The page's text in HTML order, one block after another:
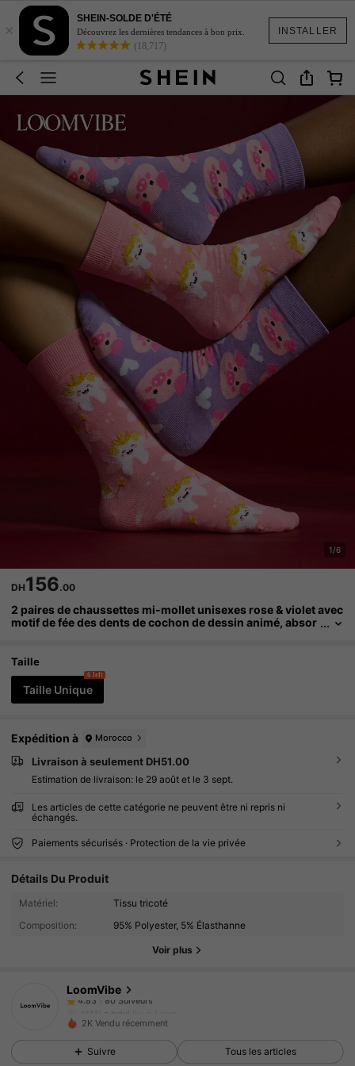
INSTALLER
×
SHEIN-SOLDE D'ÉTÉ
Découvrez les dernières tendances à bon prix.
(18,717)
1/6
DH156.00
2 paires de chaussettes mi-mollet unisexes rose & violet avec
motif de fée des dents de cochon de dessin animé, absor
e couleurs macaron, convenant pour les trajets quotidiens, le
s tenues de campus, cadeau de style doux & mignon
Taille
Taille Unique
6 left
Expédition à Morocco
Livraison à seulement DH51.00
Estimation de livraison: le 29 août et le 3 sept.
Les articles de cette catégorie ne peuvent être ni repris ni
échangés.
Paiements sécurisés · Protection de la vie privée
Détails Du Produit
Matériel:
Tissu tricoté
Composition:
95% Polyester, 5% Élasthanne
Voir plus
LoomVibe
4.83 80 Suiveurs
4.83
80 Suiveurs
t***j
a suivi Il y a 1 jour
2K Vendu récemment
Suivre Tous les articles